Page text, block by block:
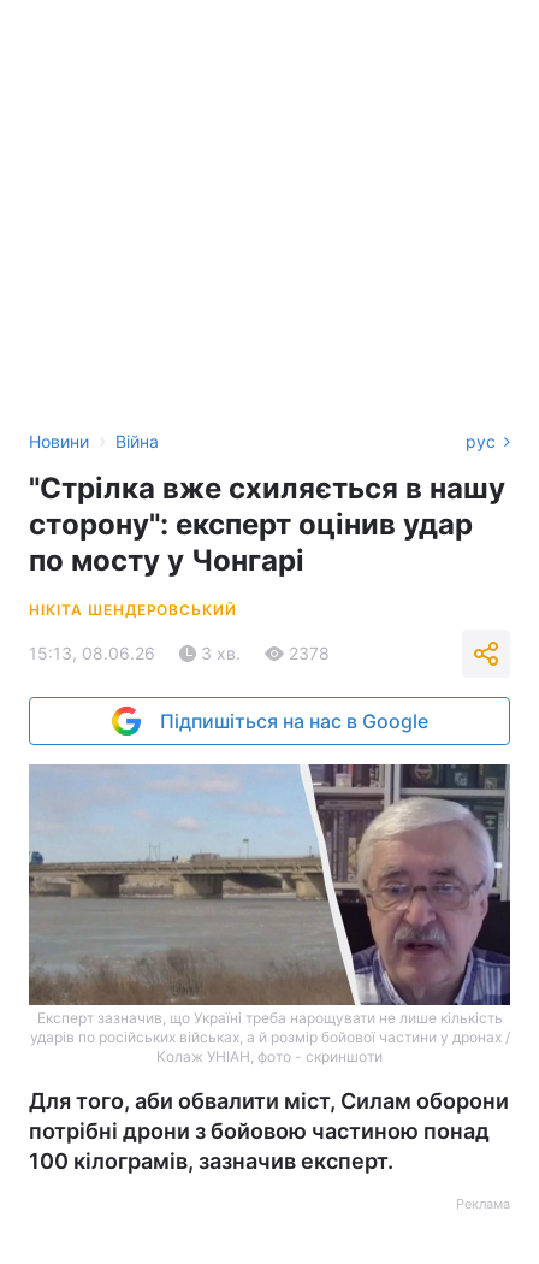
Новини › Війна рус
"Стрілка вже схиляється в нашу
сторону": експерт оцінив удар
по мосту у Чонгарі
НІКІТА ШЕНДЕРОВСЬКИЙ
15:13, 08.06.26 3 хв. 2378
Підпишіться на нас в Google
Експерт зазначив, що Україні треба нарощувати не лише кількість
ударів по російських військах, а й розмір бойової частини у дронах /
Колаж УНІАН, фото - скриншоти
Для того, аби обвалити міст, Силам оборони
потрібні дрони з бойовою частиною понад
100 кілограмів, зазначив експерт.
Реклама